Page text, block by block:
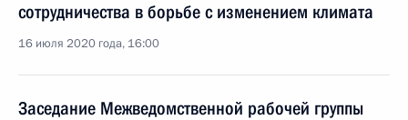
сотрудничества в борьбе с изменением климата
16 июля 2020 года, 16:00
Заседание Межведомственной рабочей группы